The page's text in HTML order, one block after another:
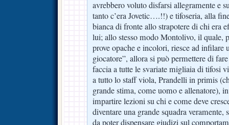
avrebbero voluto disfarsi allegramente e
tanto c’era Jovetic….!!) e tifoseria, alla
bianca di fronte allo strapotere di chi era
lui; allo stesso modo Montolivo, il quale,
prove opache e incolori, riesce ad infilare
giocatore”, allora si può permettere di
faccia a tutte le svariate migliaia di tifosi
a tutto lo staff viola, Prandelli in primis
grande stima, come uomo e allenatore),
impartire lezioni su chi e come deve
diventare una grande squadra veramente,
da poter dispensare giudizi sul